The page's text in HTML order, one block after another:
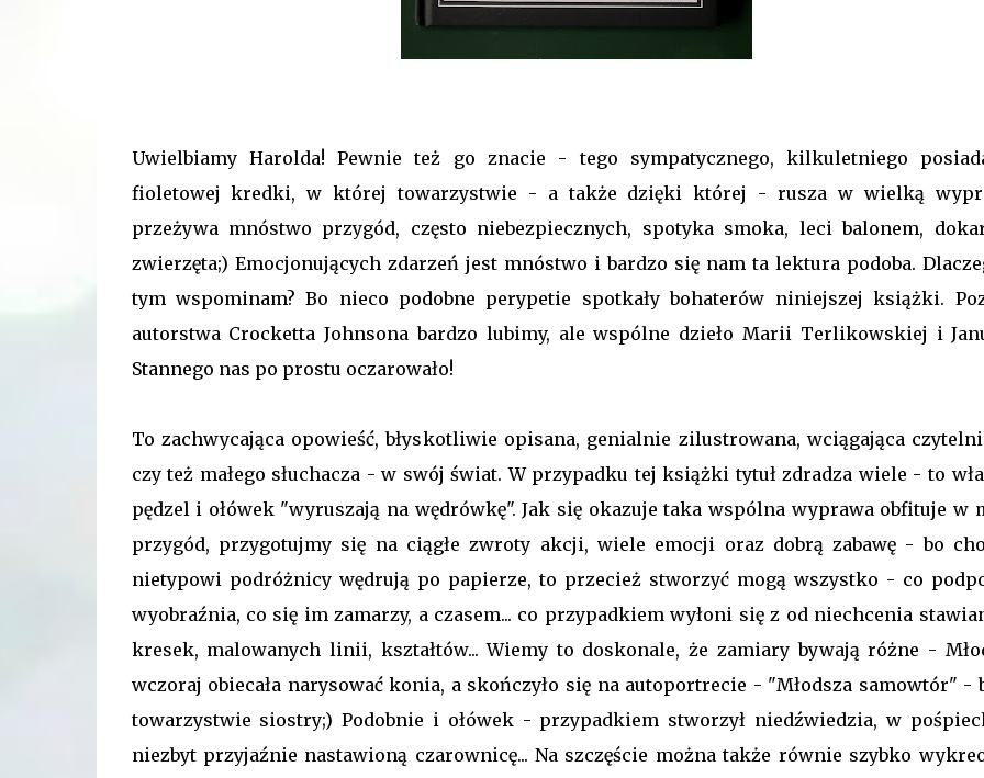
Uwielbiamy Harolda! Pewnie też go znacie - tego sympatycznego, kilkuletniego
fioletowej kredki, w której towarzystwie - a także dzięki której - rusza w wielką
przeżywa mnóstwo przygód, często niebezpiecznych, spotyka smoka, leci balonem,
zwierzęta;) Emocjonujących zdarzeń jest mnóstwo i bardzo się nam ta lektura podoba.
tym wspominam? Bo nieco podobne perypetie spotkały bohaterów niniejszej książki.
autorstwa Crocketta Johnsona bardzo lubimy, ale wspólne dzieło Marii Terlikowskiej i
Stannego nas po prostu oczarowało!
To zachwycająca opowieść, błyskotliwie opisana, genialnie zilustrowana, wciągająca
czy też małego słuchacza - w swój świat. W przypadku tej książki tytuł zdradza wiele - to
pędzel i ołówek "wyruszają na wędrówkę". Jak się okazuje taka wspólna wyprawa obfituje w
przygód, przygotujmy się na ciągłe zwroty akcji, wiele emocji oraz dobrą zabawę - bo
nietypowi podróżnicy wędrują po papierze, to przecież stworzyć mogą wszystko - co
wyobraźnia, co się im zamarzy, a czasem... co przypadkiem wyłoni się z od niechcenia
kresek, malowanych linii, kształtów... Wiemy to doskonale, że zamiary bywają różne -
wczoraj obiecała narysować konia, a skończyło się na autoportrecie - "Młodsza samowtór" -
towarzystwie siostry;) Podobnie i ołówek - przypadkiem stworzył niedźwiedzia, w
niezbyt przyjaźnie nastawioną czarownicę... Na szczęście można także równie szybko